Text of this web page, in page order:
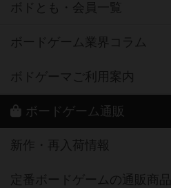
ボドとも・会員一覧
ボードゲーム業界コラム
ボドゲーマご利用案内
ボードゲーム通販
新作・再入荷情報
定番ボードゲームの通販商品